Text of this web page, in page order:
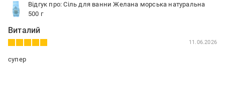
Відгук про: Сіль для ванни Желана морська натуральна
500 г
Виталий
11.06.2026
супер